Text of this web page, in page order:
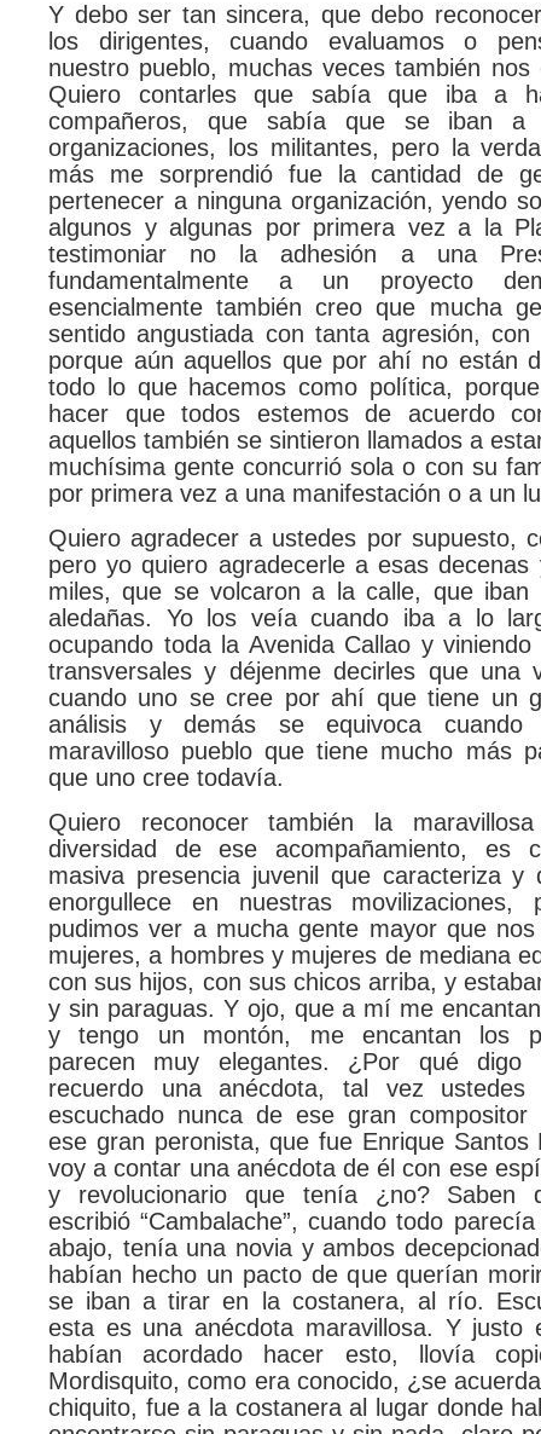
Y debo ser tan sincera, que debo
los dirigentes, cuando evaluamos o
nuestro pueblo, muchas veces también nos
Quiero contarles que sabía que iba a
compañeros, que sabía que se iban a
organizaciones, los militantes, pero la
más me sorprendió fue la cantidad de
pertenecer a ninguna organización, yendo
algunos y algunas por primera vez a la
testimoniar no la adhesión a una
fundamentalmente a un proyecto
esencialmente también creo que mucha
sentido angustiada con tanta agresión, con
porque aún aquellos que por ahí no están
todo lo que hacemos como política,
hacer que todos estemos de acuerdo
aquellos también se sintieron llamados a
muchísima gente concurrió sola o con su
por primera vez a una manifestación o a un
Quiero agradecer a ustedes por supuesto,
pero yo quiero agradecerle a esas decenas
miles, que se volcaron a la calle, que iban
aledañas. Yo los veía cuando iba a lo
ocupando toda la Avenida Callao y
transversales y déjenme decirles que una
cuando uno se cree por ahí que tiene un
análisis y demás se equivoca cuando
maravilloso pueblo que tiene mucho más
que uno cree todavía.
Quiero reconocer también la
diversidad de ese acompañamiento, es
masiva presencia juvenil que caracteriza y
enorgullece en nuestras movilizaciones,
pudimos ver a mucha gente mayor que
mujeres, a hombres y mujeres de mediana
con sus hijos, con sus chicos arriba, y
y sin paraguas. Y ojo, que a mí me
y tengo un montón, me encantan los
parecen muy elegantes. ¿Por qué digo
recuerdo una anécdota, tal vez
escuchado nunca de ese gran compositor
ese gran peronista, que fue Enrique Santos
voy a contar una anécdota de él con ese
y revolucionario que tenía ¿no? Saben
escribió “Cambalache”, cuando todo
abajo, tenía una novia y ambos
habían hecho un pacto de que querían
se iban a tirar en la costanera, al río.
esta es una anécdota maravillosa. Y justo
habían acordado hacer esto, llovía
Mordisquito, como era conocido, ¿se
chiquito, fue a la costanera al lugar donde